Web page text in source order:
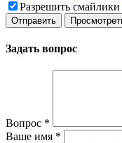
Разрешить
Задать вопрос
Вопрос *
Ваше имя *